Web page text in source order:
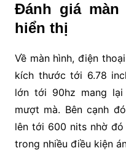
Đánh giá
hiển thị
Về màn hình, điện
kích thước tới 6.78
lớn tới 90hz mang
mượt mà. Bên cạnh
lên tới 600 nits nhờ
trong nhiều điều kiện